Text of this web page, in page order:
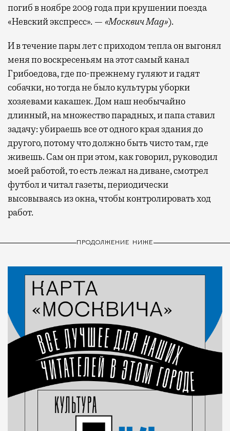
погиб в ноябре 2009 года при крушении поезда
«Невский экспресс». — «Москвич Mag»).
И в течение пары лет с приходом тепла он выгонял
меня по воскресеньям на этот самый канал
Грибоедова, где по-прежнему гуляют и гадят
собачки, но тогда не было культуры уборки
хозяевами какашек. Дом наш необычайно
длинный, на множество парадных, и папа ставил
задачу: убираешь все от одного края здания до
другого, потому что должно быть чисто там, где
живешь. Сам он при этом, как говорил, руководил
моей работой, то есть лежал на диване, смотрел
футбол и читал газеты, периодически
высовываясь из окна, чтобы контролировать ход
работ.
ПРОДОЛЖЕНИЕ НИЖЕ